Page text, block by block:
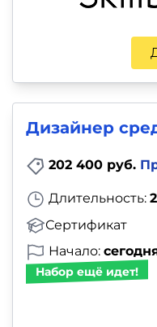
Дизайнер
202 400 руб.
Длительность:
Сертификат
Начало:
Набор ещё идет!